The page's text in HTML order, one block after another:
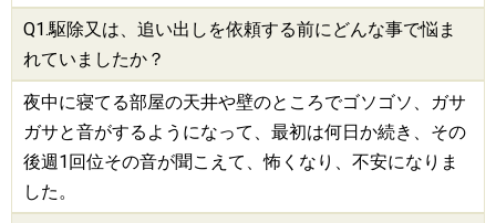
Q1.駆除又は、追い出しを依頼する前にどんな事で悩ま
れていましたか？
夜中に寝てる部屋の天井や壁のところでゴソゴソ、ガサ
ガサと音がするようになって、最初は何日か続き、その
後週1回位その音が聞こえて、怖くなり、不安になりま
した。